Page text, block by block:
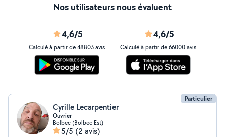
Nos utilisateurs nous évaluent
4,6/5
Calculé à partir de 48803 avis
4,6/5
Calculé à partir de 66000 avis
Particulier
Cyrille Lecarpentier
Ouvrier
Bolbec (Bolbec Est)
5/5 (2 avis)